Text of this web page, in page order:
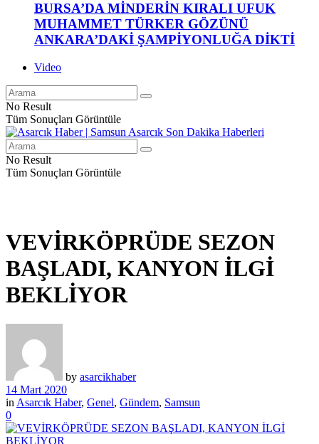
BURSA’DA MİNDERİN KIRALI UFUK
MUHAMMET TÜRKER GÖZÜNÜ
ANKARA’DAKİ ŞAMPİYONLUĞA DİKTİ
Video
No Result
Tüm Sonuçları Görüntüle
No Result
Tüm Sonuçları Görüntüle
VEVİRKÖPRÜDE SEZON
BAŞLADI, KANYON İLGİ
BEKLİYOR
by asarcikhaber
14 Mart 2020
in Asarcık Haber, Genel, Gündem, Samsun
0